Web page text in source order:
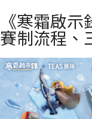
《寒霜啟
賽制流程、